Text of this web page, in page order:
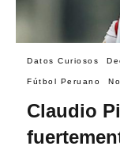
Datos Curiosos
Fútbol Peruano
Claudio